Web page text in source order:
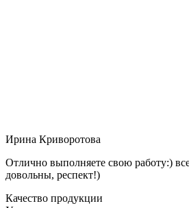
Ирина Криворотова
Отлично выполняете свою работу:)
довольны, респект!)
Качество продукции